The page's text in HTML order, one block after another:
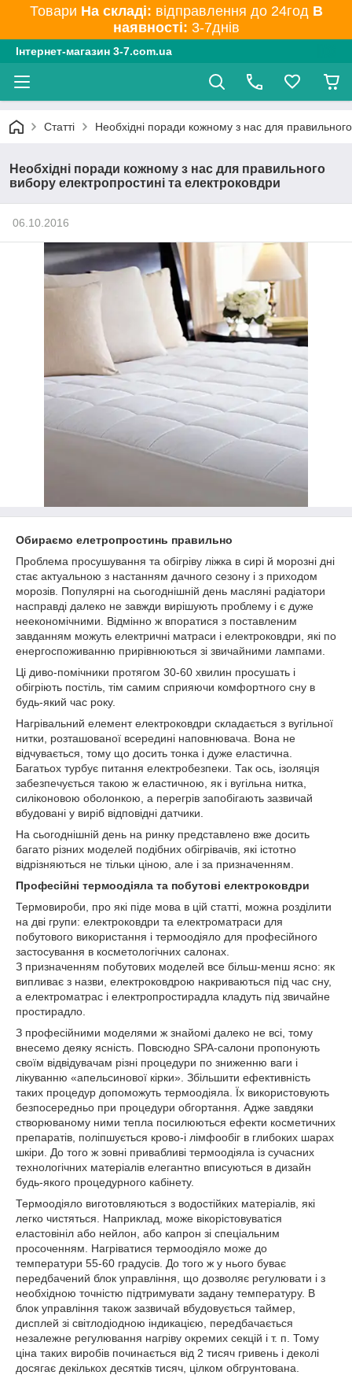
Товари На складі: відправлення до 24год В
наявності: 3-7днів
Інтернет-магазин 3-7.com.ua
Статті Необхідні поради кожному з нас для
Необхідні поради кожному з нас для правильного
вибору електропростині та електроковдри
06.10.2016
Обираємо елетропростинь правильно
Проблема просушування та обігріву ліжка в сирі й морозні дні
стає актуальною з настанням дачного сезону і з приходом
морозів. Популярні на сьогоднішній день масляні радіатори
насправді далеко не завжди вирішують проблему і є дуже
неекономічними. Відмінно ж впоратися з поставленим
завданням можуть електричні матраси і електроковдри, які по
енергоспоживанню прирівнюються зі звичайними лампами.
Ці диво-помічники протягом 30-60 хвилин просушать і
обігріють постіль, тім самим сприяючи комфортного сну в
будь-який час року.
Нагрівальний елемент електроковдри складається з вугільної
нитки, розташованої всередині наповнювача. Вона не
відчувається, тому що досить тонка і дуже еластична.
Багатьох турбує питання електробезпеки. Так ось, ізоляція
забезпечується такою ж еластичною, як і вугільна нитка,
силіконовою оболонкою, а перегрів запобігають зазвичай
вбудовані у виріб відповідні датчики.
На сьогоднішній день на ринку представлено вже досить
багато різних моделей подібних обігрівачів, які істотно
відрізняються не тільки ціною, але і за призначенням.
Професійні термоодіяла та побутові електроковдри
Термовироби, про які піде мова в цій статті, можна розділити
на дві групи: електроковдри та електроматраси для
побутового використання і термоодіяло для професійного
застосування в косметологічних салонах.
З призначенням побутових моделей все більш-менш ясно: як
випливає з назви, електроковдрою накриваються під час сну,
а електроматрас і електропростирадла кладуть під звичайне
простирадло.
З професійними моделями ж знайомі далеко не всі, тому
внесемо деяку ясність. Повсюдно SPA-салони пропонують
своїм відвідувачам різні процедури по зниженню ваги і
лікуванню «апельсинової кірки». Збільшити ефективність
таких процедур допоможуть термоодіяла. Їх використовують
безпосередньо при процедури обгортання. Адже завдяки
створюваному ними тепла посилюються ефекти косметичних
препаратів, поліпшується крово-і лімфообіг в глибоких шарах
шкіри. До того ж зовні привабливі термоодіяла із сучасних
технологічних матеріалів елегантно вписуються в дизайн
будь-якого процедурного кабінету.
Термоодіяло виготовляються з водостійких матеріалів, які
легко чистяться. Наприклад, може вікорістовуватіся
еластовініл або нейлон, або капрон зі спеціальним
просоченням. Нагріватися термоодіяло може до
температури 55-60 градусів. До того ж у нього буває
передбачений блок управління, що дозволяє регулювати і з
необхідною точністю підтримувати задану температуру. В
блок управління також зазвичай вбудовується таймер,
дисплей зі світлодіодною індикацією, передбачається
незалежне регулювання нагріву окремих секцій і т. п. Тому
ціна таких виробів починається від 2 тисяч гривень і деколі
досягає декількох десятків тисяч, цілком обгрунтована.